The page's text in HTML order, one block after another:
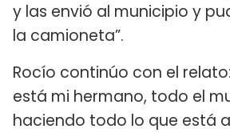
y las envió al municipio y
la camioneta”.
Rocío continúo con el
está mi hermano, todo el
haciendo todo lo que está